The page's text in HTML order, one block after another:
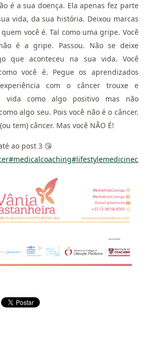
é a sua doença. Ela apenas fez parte
vida, da sua história. Deixou marcas
você é. Tal como uma gripe. Você
é a gripe. Passou. Não se deixe
que aconteceu na sua vida. Você
você é. Pegue os aprendizados
com o câncer trouxe e
vida como algo positivo mas não
algo seu. Pois você não é o câncer.
tem) câncer. Mas você NÃO É!
ao post 3 😘
#medicalcoaching